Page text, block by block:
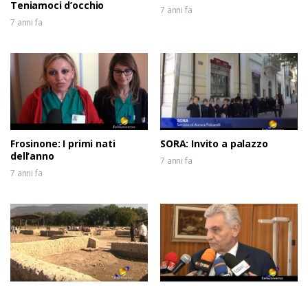
Teniamoci d’occhio
7 anni fa
7 anni fa
Frosinone: I primi nati
dell’anno
7 anni fa
SORA: Invito a palazzo
7 anni fa